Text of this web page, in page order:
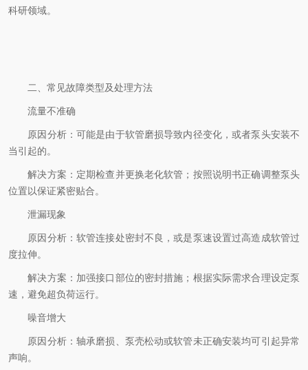
科研领域。
二、常见故障类型及处理方法
流量不准确
原因分析：可能是由于软管磨损导致内径变化，或者泵头安装不
当引起的。
解决方案：定期检查并更换老化软管；按照说明书正确调整泵头
位置以保证紧密贴合。
泄漏现象
原因分析：软管连接处密封不良，或是泵速设置过高造成软管过
度拉伸。
解决方案：加强接口部位的密封措施；根据实际需求合理设定泵
速，避免超负荷运行。
噪音增大
原因分析：轴承磨损、泵壳松动或软管未正确安装均可引起异常
声响。